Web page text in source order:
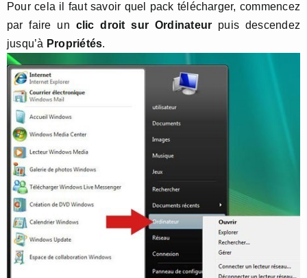
Pour cela il faut savoir quel pack télécharger, commencez
par faire un clic droit sur Ordinateur puis descendez
jusqu’à Propriétés.